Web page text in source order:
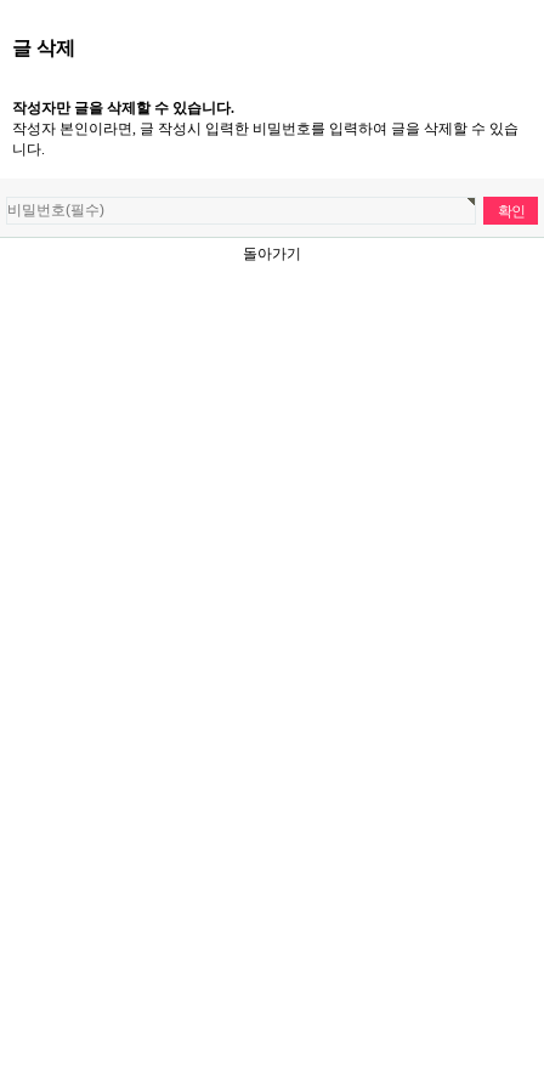
글 삭제
작성자만 글을 삭제할 수 있습니다.
작성자 본인이라면, 글 작성시 입력한 비밀번호를 입력하여 글을 삭제할 수 있습
니다.
돌아가기